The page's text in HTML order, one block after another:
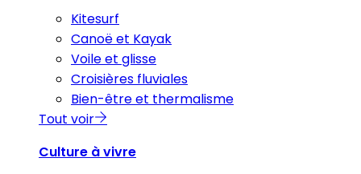
Kitesurf
Canoë et Kayak
Voile et glisse
Croisières fluviales
Bien-être et thermalisme
Tout voir
Culture à vivre